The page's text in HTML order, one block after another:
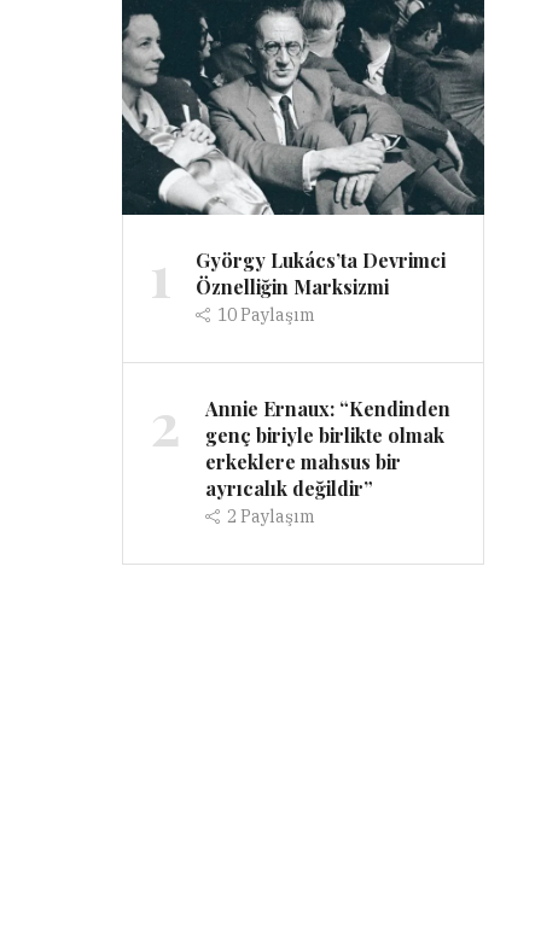
1
György Lukács’ta Devrimci
Öznelliğin Marksizmi
10Paylaşım
2
Annie Ernaux: “Kendinden
genç biriyle birlikte olmak
erkeklere mahsus bir
ayrıcalık değildir”
2Paylaşım